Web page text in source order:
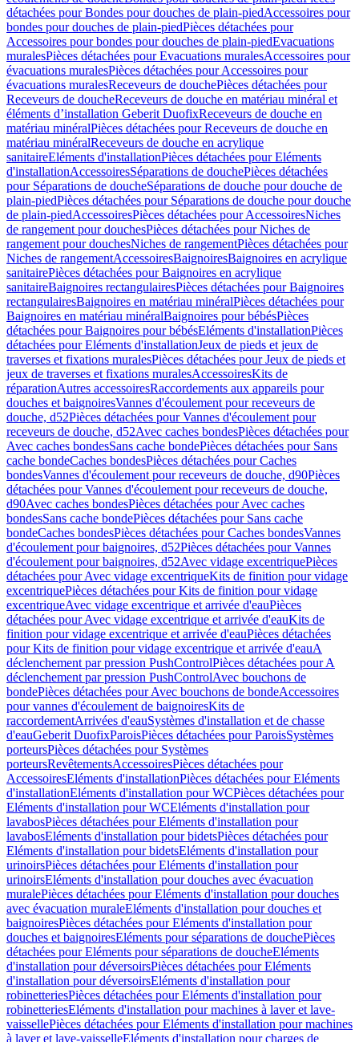
détachées pour Bondes pour douches de plain-piedAccessoires pour
bondes pour douches de plain-piedPièces détachées pour
Accessoires pour bondes pour douches de plain-piedEvacuations
muralesPièces détachées pour Evacuations muralesAccessoires pour
évacuations muralesPièces détachées pour Accessoires pour
évacuations muralesReceveurs de douchePièces détachées pour
Receveurs de doucheReceveurs de douche en matériau minéral et
éléments d’installation Geberit DuofixReceveurs de douche en
matériau minéralPièces détachées pour Receveurs de douche en
matériau minéralReceveurs de douche en acrylique
sanitaireEléments d'installationPièces détachées pour Eléments
d'installationAccessoiresSéparations de douchePièces détachées
pour Séparations de doucheSéparations de douche pour douche de
plain-piedPièces détachées pour Séparations de douche pour douche
de plain-piedAccessoiresPièces détachées pour AccessoiresNiches
de rangement pour douchesPièces détachées pour Niches de
rangement pour douchesNiches de rangementPièces détachées pour
Niches de rangementAccessoiresBaignoiresBaignoires en acrylique
sanitairePièces détachées pour Baignoires en acrylique
sanitaireBaignoires rectangulairesPièces détachées pour Baignoires
rectangulairesBaignoires en matériau minéralPièces détachées pour
Baignoires en matériau minéralBaignoires pour bébésPièces
détachées pour Baignoires pour bébésEléments d'installationPièces
détachées pour Eléments d'installationJeux de pieds et jeux de
traverses et fixations muralesPièces détachées pour Jeux de pieds et
jeux de traverses et fixations muralesAccessoiresKits de
réparationAutres accessoiresRaccordements aux appareils pour
douches et baignoiresVannes d'écoulement pour receveurs de
douche, d52Pièces détachées pour Vannes d'écoulement pour
receveurs de douche, d52Avec caches bondesPièces détachées pour
Avec caches bondesSans cache bondePièces détachées pour Sans
cache bondeCaches bondesPièces détachées pour Caches
bondesVannes d'écoulement pour receveurs de douche, d90Pièces
détachées pour Vannes d'écoulement pour receveurs de douche,
d90Avec caches bondesPièces détachées pour Avec caches
bondesSans cache bondePièces détachées pour Sans cache
bondeCaches bondesPièces détachées pour Caches bondesVannes
d'écoulement pour baignoires, d52Pièces détachées pour Vannes
d'écoulement pour baignoires, d52Avec vidage excentriquePièces
détachées pour Avec vidage excentriqueKits de finition pour vidage
excentriquePièces détachées pour Kits de finition pour vidage
excentriqueAvec vidage excentrique et arrivée d'eauPièces
détachées pour Avec vidage excentrique et arrivée d'eauKits de
finition pour vidage excentrique et arrivée d'eauPièces détachées
pour Kits de finition pour vidage excentrique et arrivée d'eauA
déclenchement par pression PushControlPièces détachées pour A
déclenchement par pression PushControlAvec bouchons de
bondePièces détachées pour Avec bouchons de bondeAccessoires
pour vannes d'écoulement de baignoiresKits de
raccordementArrivées d'eauSystèmes d'installation et de chasse
d'eauGeberit DuofixParoisPièces détachées pour ParoisSystèmes
porteursPièces détachées pour Systèmes
porteursRevêtementsAccessoiresPièces détachées pour
AccessoiresEléments d'installationPièces détachées pour Eléments
d'installationEléments d'installation pour WCPièces détachées pour
Eléments d'installation pour WCEléments d'installation pour
lavabosPièces détachées pour Eléments d'installation pour
lavabosEléments d'installation pour bidetsPièces détachées pour
Eléments d'installation pour bidetsEléments d'installation pour
urinoirsPièces détachées pour Eléments d'installation pour
urinoirsEléments d'installation pour douches avec évacuation
muralePièces détachées pour Eléments d'installation pour douches
avec évacuation muraleEléments d'installation pour douches et
baignoiresPièces détachées pour Eléments d'installation pour
douches et baignoiresEléments pour séparations de douchePièces
détachées pour Eléments pour séparations de doucheEléments
d'installation pour déversoirsPièces détachées pour Eléments
d'installation pour déversoirsEléments d'installation pour
robinetteriesPièces détachées pour Eléments d'installation pour
robinetteriesEléments d'installation pour machines à laver et lave-
vaissellePièces détachées pour Eléments d'installation pour machines
à laver et lave-vaisselleEléments d'installation pour charges de